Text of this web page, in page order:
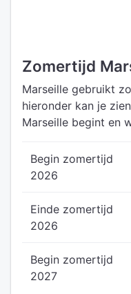
Zomertijd
Marseille gebruikt
hieronder kan je
Marseille begint en
Begin zomertijd
2026
Einde zomertijd
2026
Begin zomertijd
2027